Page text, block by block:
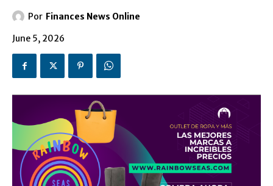
Por Finances News Online
June 5, 2026